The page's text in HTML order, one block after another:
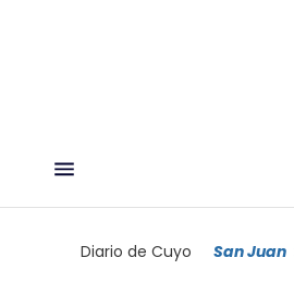
Diario de Cuyo San Juan